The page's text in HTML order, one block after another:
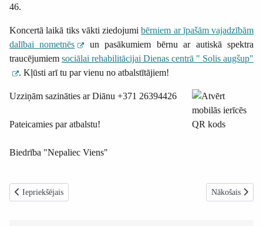
46.
Koncertā laikā tiks vākti ziedojumibērniem ar īpašām vajadzībām
dalībai nometnēs
un pasākumiem bērnu ar autiskā spektra
traucējumiem sociālai rehabilitācijai Dienas centrā " Solis augšup"
. Kļūsti arī tu par vienu no atbalstītājiem!
Uzziņām sazināties ar Diānu +371 26394426
Pateicamies par atbalstu!
Biedrība "Nepaliec Viens"
Iepriekšējais raksts: Aicinām apmeklēt Klosterielas Adventa tirdziņu
Iepriekšējais Nākamais
Nākošais